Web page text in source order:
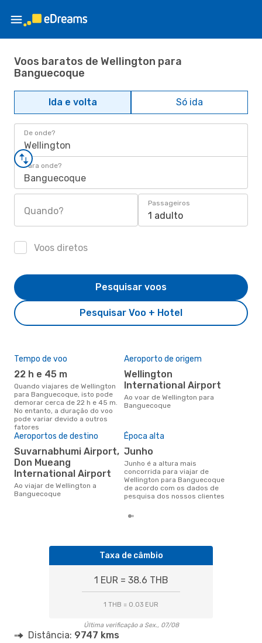
Voos baratos de Wellington para
Banguecoque
Ida e volta Só ida
De onde?
Wellington
Para onde?
Banguecoque
Quando?
Passageiros
1 adulto
Voos diretos
Pesquisar Voo + Hotel
Pesquisar voos
Tempo de voo
22 h e 45 m
Quando viajares de Wellington
para Banguecoque, isto pode
demorar cerca de 22 h e 45 m.
No entanto, a duração do voo
pode variar devido a outros
fatores
Aeroporto de origem
Wellington
International Airport
Ao voar de Wellington para
Banguecoque
Aeroportos de destino
Suvarnabhumi Airport,
Don Mueang
International Airport
Ao viajar de Wellington a
Banguecoque
Época alta
junho
junho é a altura mais
concorrida para viajar de
Wellington para Banguecoque
de acordo com os dados de
pesquisa dos nossos clientes
Taxa de câmbio
1 EUR = 38.6 THB
1 THB = 0.03 EUR
Última verificação a Sex., 07/08
Distância: 9747 kms